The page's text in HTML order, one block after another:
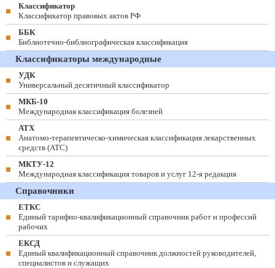
Классификатор
Классификатор правовых актов РФ
ББК
Библиотечно-библиографическая классификация
Классификаторы международные
УДК
Универсальный десятичный классификатор
МКБ-10
Международная классификация болезней
АТХ
Анатомо-терапевтическо-химическая классификация лекарственных
средств (ATC)
МКТУ-12
Международная классификация товаров и услуг 12-я редакция
Справочники
ЕТКС
Единый тарифно-квалификационный справочник работ и профессий
рабочих
ЕКСД
Единый квалификационный справочник должностей руководителей,
специалистов и служащих